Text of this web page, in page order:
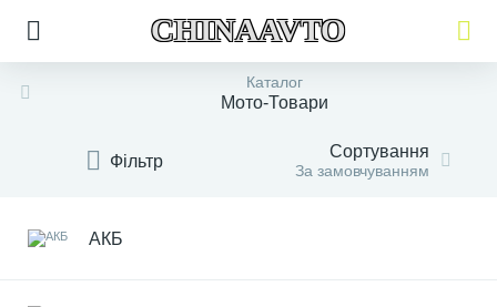
CHINAAVTO
Каталог
Мото-Товари
Фільтр Сортування
За замовчуванням
АКБ